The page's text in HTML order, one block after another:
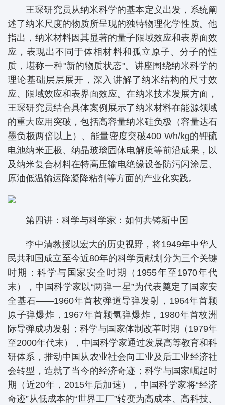
王琛研究员从纳米科学的基本定义出发，系统阐
述了纳米尺度的物质所呈现的独特物理化学性质。他
指出，纳米材料因其显著的量子限域效应和表界面效
应，表现出不同于体相材料和孤立原子、分子的性
质，堪称一种"新的物质状态"。讲座围绕纳米科学的
理论基础层层展开，深入讲解了纳米结构的尺寸效
应、限域效应和表界面效应。在纳米技术发展方面，
王琛研究员结合具体案例展示了纳米材料在能源领域
的重大应用突破，包括高容量纳米硅负极（容量达石
墨负极两倍以上）、能量密度突破400 Wh/kg的锂硫
电池纳米正极、纳晶玻璃固体电解质等前沿成果，以
及纳米复合材料在特高压输电绝缘设备防污闪涂层、
原油低温输运降凝降粘剂等方面的产业化实践。
第四讲：科学与科学家：如何共铸新中国
李中清教授以宏大的历史视野，将1949年中华人
民共和国成立至今近80年的科学贡献划分为三个关键
时期：科学与国家安全时期（1955年至1970年代
末），中国科学家以“两弹一星”为代表奠定了国家安
全基石——1960年首枚弹道导弹发射，1964年首颗
原子弹爆炸，1967年首颗氢弹爆炸，1980年首枚洲
际导弹成功发射；科学与国家体制改革时期（1979年
至2000年代末），中国科学家通过发展高等教育和科
研体系，推动中国从农业社会向工业及后工业经济社
会转型，造就了当今的经济奇迹；科学与国家崛起时
期（近20年，2015年后加速），中国科学家将“经济
奇迹”从低成本的“世界工厂”转变为高成本、高科技、